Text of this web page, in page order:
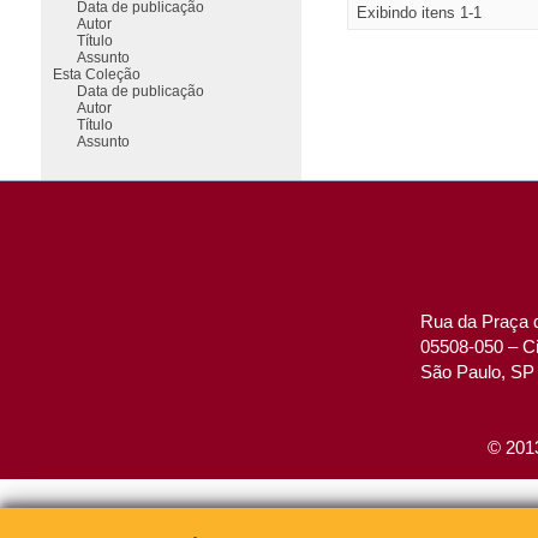
Exibindo itens 1-1
Data de publicação
Autor
Título
Assunto
Esta Coleção
Data de publicação
Autor
Título
Assunto
Rua da Praça
05508-050 –
São Paulo,
©